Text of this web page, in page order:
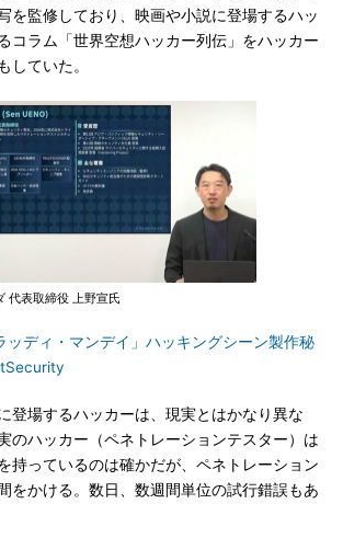
を監修しており、映画や小説に登場するハッ
コラム「世界空想ハッカー列伝」をハッカー
していた。
代表取締役 上野宣氏
ッディ・マンデイ」ハッキングシーン製作秘
登場するハッカーは、現実とはかなり異な
のハッカー（ペネトレーションテスター）は
持っているのは確かだが、ペネトレーション
をかける。数日、数週間単位の試行錯誤もあ